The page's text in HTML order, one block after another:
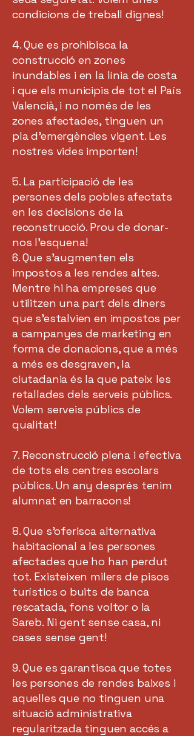
condicions de treball dignes!
4. Que es prohibisca la
construcció en zones
inundables i en la línia de costa
i que els municipis de tot el País
Valencià, i no només de les
zones afectades, tinguen un
pla d’emergències vigent. Les
nostres vides importen!
5. La participació de les
persones dels pobles afectats
en les decisions de la
reconstrucció. Prou de donar-
nos l’esquena!
6. Que s’augmenten els
impostos a les rendes altes.
Mentre hi ha empreses que
utilitzen una part dels diners
que s’estalvien en impostos per
a campanyes de marketing en
forma de donacions, que a més
a més es desgraven, la
ciutadania és la que pateix les
retallades dels serveis públics.
Volem serveis públics de
qualitat!
7. Reconstrucció plena i efectiva
de tots els centres escolars
públics. Un any després tenim
alumnat en barracons!
8. Que s’oferisca alternativa
habitacional a les persones
afectades que ho han perdut
tot. Existeixen milers de pisos
turístics o buits de banca
rescatada, fons voltor o la
Sareb. Ni gent sense casa, ni
cases sense gent!
9. Que es garantisca que totes
les persones de rendes baixes i
aquelles que no tinguen una
situació administrativa
regularitzada tinguen accés a